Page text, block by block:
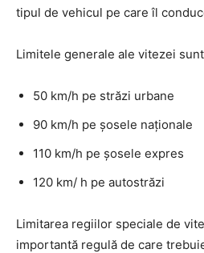
tipul de vehicul pe care îl
Limitele generale ale vitezei
50 km/h pe străzi urbane
90 km/h pe șosele naționale
110 km/h pe șosele expres
120 km/ h pe autostrăzi
Limitarea regiilor speciale de
importantă regulă de care